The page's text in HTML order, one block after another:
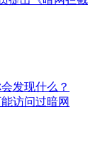
发现什么？
访问过暗网